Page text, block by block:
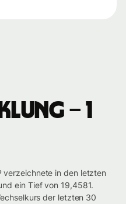
– 1
verzeichnete in den letzten
ein Tief von 19,4581.
der letzten 30